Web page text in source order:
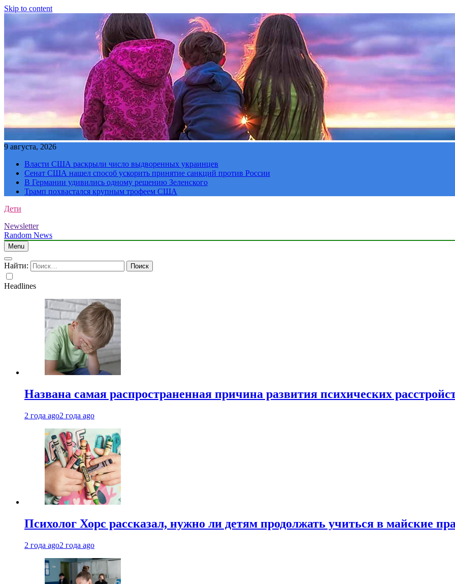
Skip to content
9 августа, 2026
Власти США раскрыли число выдворенных украинцев
Сенат США нашел способ ускорить принятие санкций против России
В Германии удивились одному решению Зеленского
Трамп похвастался крупным трофеем США
Дети
Newsletter
Random News
Menu
Найти:
Headlines
Названа самая распространенная причина развития психических
2 года ago2 года ago
Психолог Хорс рассказал, нужно ли детям продолжать учиться в майские
2 года ago2 года ago